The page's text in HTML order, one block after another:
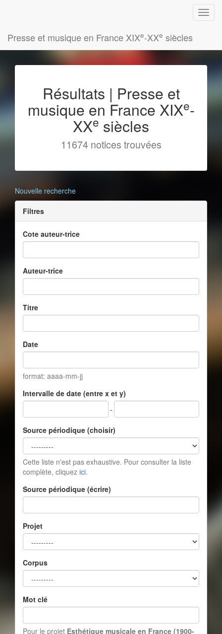
Presse et musique en France XIXe-XXe siècles
Résultats | Presse et
musique en France XIXe-
XXe siècles
11674 notices trouvées
Nouvelle recherche
Filtres
Cote auteur-trice
Auteur-trice
Titre
Date
format: aaaa-mm-jj
Intervalle de date (entre x et y)
-
Source périodique (choisir)
Cette liste n'est pas exhaustive. Pour consulter la liste
complète, cliquez ici.
Source périodique (écrire)
Projet
Corpus
Mot clé
Pour le projet Esthétique musicale en France (1900-